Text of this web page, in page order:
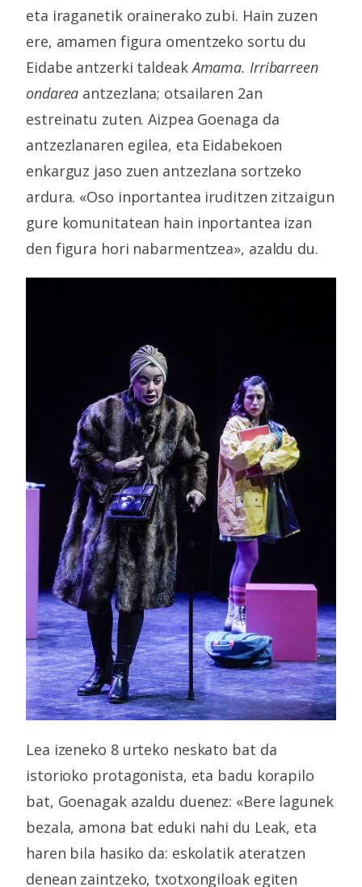
eta iraganetik orainerako zubi. Hain zuzen
ere, amamen figura omentzeko sortu du
Eidabe antzerki taldeakAmama. Irribarreen
ondarea antzezlana; otsailaren 2an
estreinatu zuten. Aizpea Goenaga da
antzezlanaren egilea, eta Eidabekoen
enkarguz jaso zuen antzezlana sortzeko
ardura. «Oso inportantea iruditzen zitzaigun
gure komunitatean hain inportantea izan
den figura hori nabarmentzea», azaldu du.
Lea izeneko 8 urteko neskato bat da
istorioko protagonista, eta badu korapilo
bat, Goenagak azaldu duenez: «Bere lagunek
bezala, amona bat eduki nahi du Leak, eta
haren bila hasiko da: eskolatik ateratzen
denean zaintzeko, txotxongiloak egiten